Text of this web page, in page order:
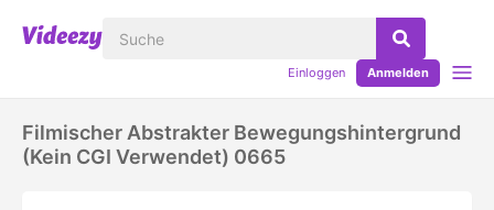
Einloggen Anmelden
Filmischer Abstrakter Bewegungshintergrund
(kein CGI Verwendet) 0665